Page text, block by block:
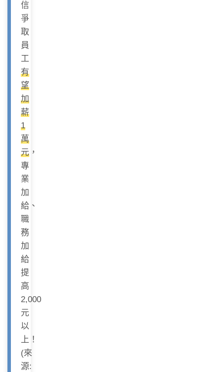
信
爭
取
員
工
有
望
加
薪
1
萬
元 ，
專
業
加
給、
職
務
加
給
提
高
2,000
元
以
上！
(來
源: